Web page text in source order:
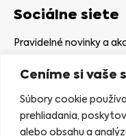
Ceníme si vaše
Súbory cookie
prehliadania,
alebo obsahu a
Sociálne siete
Pravidelné novinky a